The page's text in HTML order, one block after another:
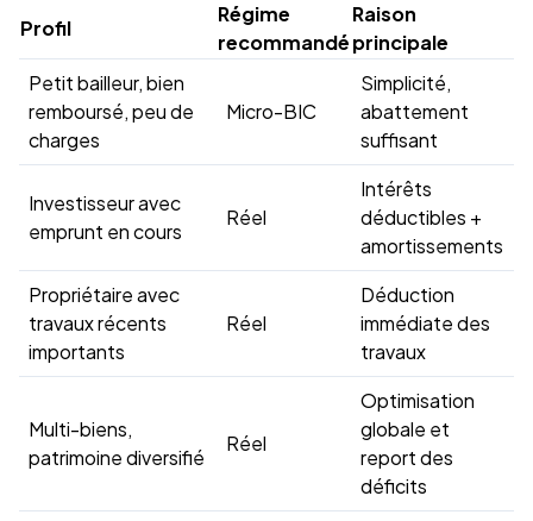
Profil
Régime
recommandé
Raison
principale
Petit bailleur, bien
remboursé, peu de
charges
Micro-BIC
Simplicité,
abattement
suffisant
Investisseur avec
emprunt en cours
Réel
Intérêts
déductibles +
amortissements
Propriétaire avec
travaux récents
importants
Réel
Déduction
immédiate des
travaux
Multi-biens,
patrimoine diversifié
Réel
Optimisation
globale et
report des
déficits